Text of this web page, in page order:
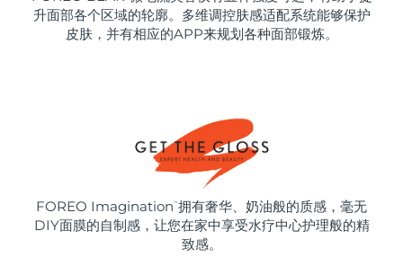
升面部各个区域的轮廓。多维调控肤感适配系统能够保护
皮肤，并有相应的APP来规划各种面部锻炼。
FOREO Imagination ™ 拥有奢华、奶油般的质感，毫无
DIY面膜的自制感，让您在家中享受水疗中心护理般的精
致感。